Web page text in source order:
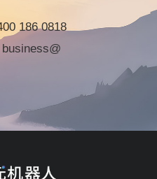
186 0818
business@